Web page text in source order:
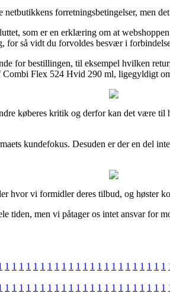
forretningsbetingelser, men
som er en erklæring om at
for så vidt du forvoldes besvær i
for bestillingen, til eksempel hvilken
Flex 524 Hvid 290 ml, ligegyldigt
køberes kritik og derfor kan det være
kundefokus. Desuden er der en del
hvor vi formidler deres tilbud, og høster
tiden, men vi påtager os intet ansvar for
1 1 1 1 1 1 1 1 1 1 1 1 1 1 1 1 1 1 1 1 1 1 1
1 1 1 1 1 1 1 1 1 1 1 1 1 1 1 1 1 1 1 1 1 1 1